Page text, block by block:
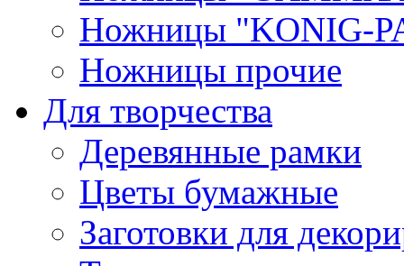
Ножницы "KONIG-
Ножницы прочие
Для творчества
Деревянные рамки
Цветы бумажные
Заготовки для